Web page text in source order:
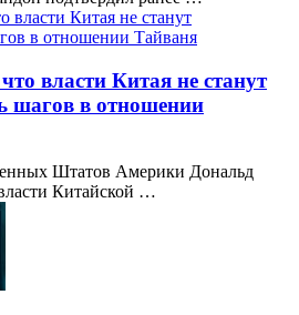
власти Китая не станут
шагов в отношении
Штатов Америки Дональд
Китайской …